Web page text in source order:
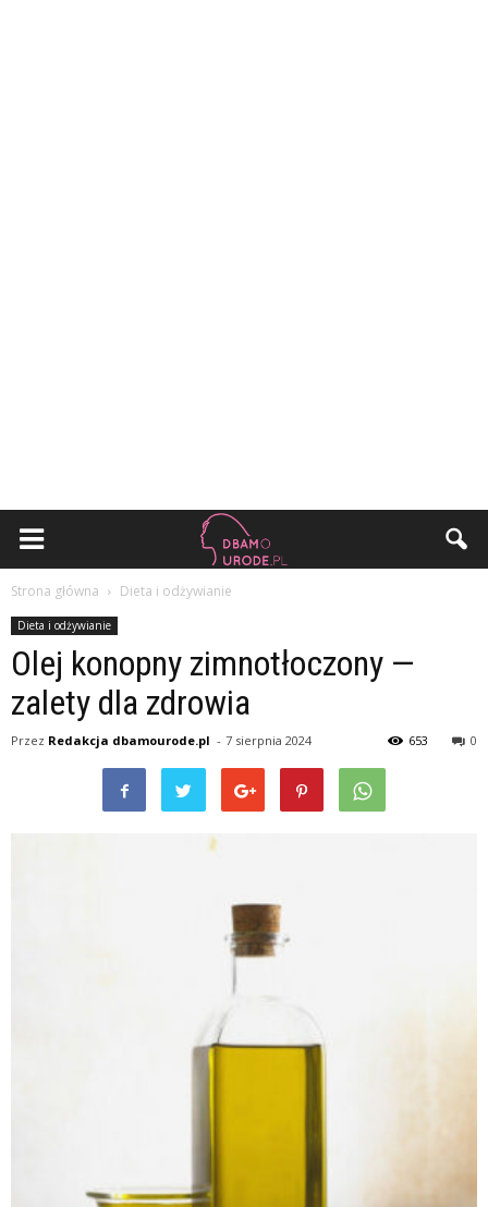
Strona główna Dieta i odżywianie
Dieta i odżywianie
Olej konopny zimnotłoczony —
zalety dla zdrowia
Przez Redakcja dbamourode.pl - 7 sierpnia 2024 0
653